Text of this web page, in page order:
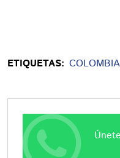
ETIQUETAS: COLOMBIA